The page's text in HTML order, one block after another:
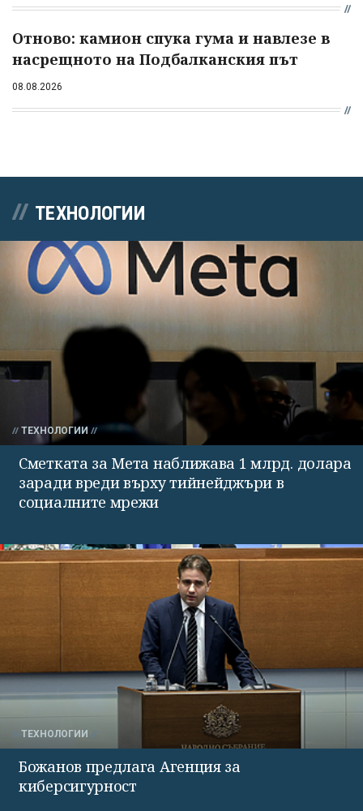
Отново: камион спука гума и навлезе в
насрещното на Подбалканския път
08.08.2026
ТЕХНОЛОГИИ
ТЕХНОЛОГИИ
Сметката за Мета наближава 1 млрд. долара
заради вреди върху тийнейджъри в
социалните мрежи
ТЕХНОЛОГИИ
Божанов предлага Агенция за
киберсигурност